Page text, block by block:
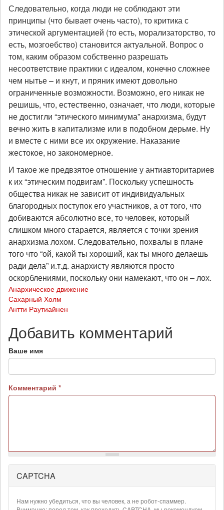
Следовательно, когда люди не соблюдают эти
принципы (что бывает очень часто), то критика с
этической аргументацией (то есть, морализаторство, то
есть, мозгоебство) становится актуальной. Вопрос о
том, каким образом собственно разрешать
несоответствие практики с идеалом, конечно сложнее
чем нытье – и кнут, и пряник имеют довольно
ограниченные возможности. Возможно, его никак не
решишь, что, естественно, означает, что люди, которые
не достигли “этического минимума” анархизма, будут
вечно жить в капитализме или в подобном дерьме. Ну
и вместе с ними все их окружение. Наказание
жестокое, но закономерное.
И такое же предвзятое отношение у антиавторитариев
к их “этическим подвигам”. Поскольку успешность
общества никак не зависит от индивидуальных
благородных поступок его участников, а от того, что
добиваются абсолютно все, то человек, который
слишком много старается, является с точки зрения
анархизма лохом. Следовательно, похвалы в плане
того что “ой, какой ты хороший, как ты много делаешь
ради дела” и.т.д. анархисту являются просто
оскорблениями, поскольку они намекают, что он – лох.
Анархическое движение
Сахарный Холм
Антти Раутиайнен
Добавить комментарий
Ваше имя
Комментарий *
Более
подробная
информация
CAPTCHA
Нам нужно убедиться, что вы человек, а не робот-спаммер.